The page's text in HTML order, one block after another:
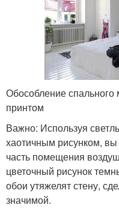
Обособление
принтом
Важно: Используя
хаотичным рисунком,
часть помещения
цветочный рисунок
обои утяжелят стену,
значимой.